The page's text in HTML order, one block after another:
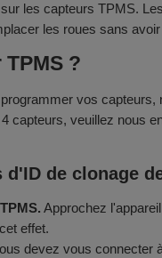
les capteurs TPMS.
les roues sans
?
vos capteurs,
capteurs, veuillez nous
de clonage
Approchez
effet.
devez vous connecter